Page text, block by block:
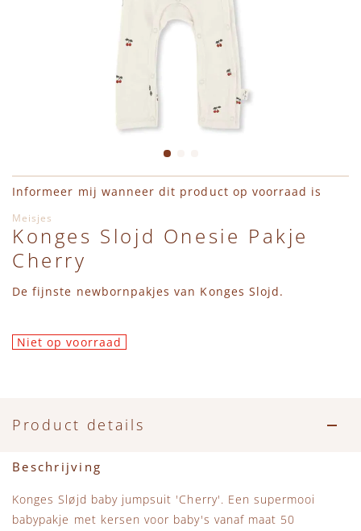
Zwemaccessoires
Ga naar het begin van de afbeeldingen-gallerij
Informeer mij wanneer dit product op voorraad is
Meisjes
Konges Slojd Onesie Pakje
Cherry
De fijnste newbornpakjes van Konges Slojd.
Niet op voorraad
Product details
Beschrijving
Konges Sløjd baby jumpsuit 'Cherry'. Een supermooi
babypakje met kersen voor baby's vanaf maat 50